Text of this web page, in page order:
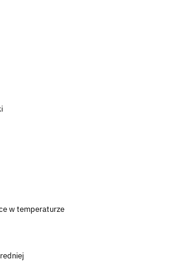
w temperaturze